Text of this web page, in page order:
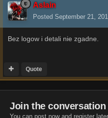
Aslain
Posted September 21,
Bez logow i detali nie zgadne.
Quote
Join the conversation
You can post now and register